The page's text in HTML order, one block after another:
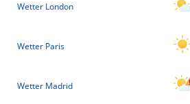
Wetter London
Wetter Paris
Wetter Madrid